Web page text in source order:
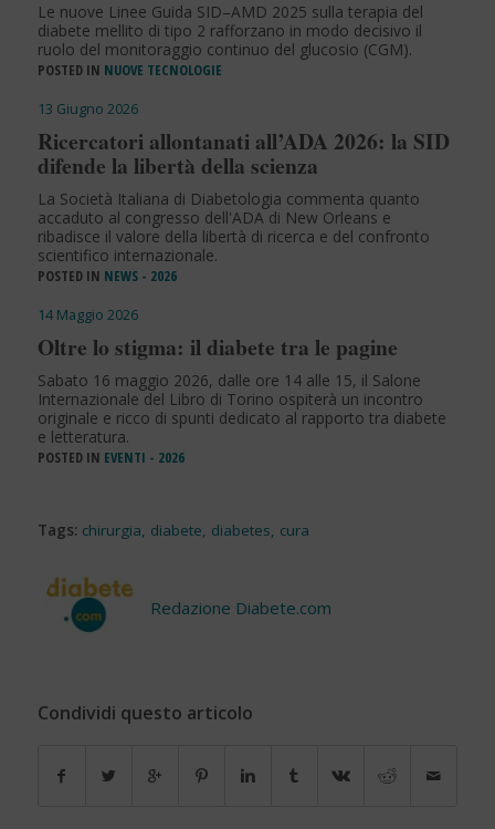
Le nuove Linee Guida SID–AMD 2025 sulla terapia del
diabete mellito di tipo 2 rafforzano in modo decisivo il
ruolo del monitoraggio continuo del glucosio (CGM).
POSTED IN NUOVE TECNOLOGIE
13 Giugno 2026
Ricercatori allontanati all’ADA 2026: la SID
difende la libertà della scienza
La Società Italiana di Diabetologia commenta quanto
accaduto al congresso dell'ADA di New Orleans e
ribadisce il valore della libertà di ricerca e del confronto
scientifico internazionale.
POSTED IN NEWS - 2026
14 Maggio 2026
Oltre lo stigma: il diabete tra le pagine
Sabato 16 maggio 2026, dalle ore 14 alle 15, il Salone
Internazionale del Libro di Torino ospiterà un incontro
originale e ricco di spunti dedicato al rapporto tra diabete
e letteratura.
POSTED IN EVENTI - 2026
Tags: chirurgia, diabete, diabetes, cura
Redazione Diabete.com
Condividi questo articolo